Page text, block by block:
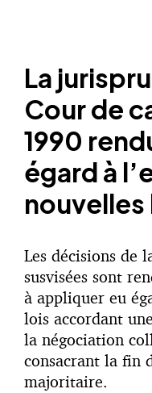
La
Cour de
1990
égard à
nouvelles
Les décisions de
susvisées sont
à appliquer eu
lois accordant
la négociation
consacrant la fin
majoritaire.